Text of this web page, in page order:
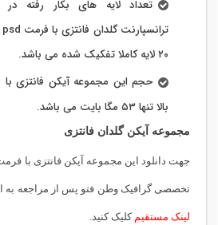
تعداد لایه های بکار رفته
۲۰ لایه کاملا تفکیک شده می باشد.
بالا تنها ۵۳ مگا بایت می باشد.
مجموعه آیکن گلدان فانتزی
تخصصی گرافیک وطن فتو پس از مراجعه به
لینک مستقیم کلیک کنید.